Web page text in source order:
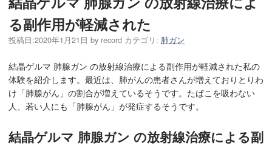
る副作用が軽減された
投稿日:2020年1月21日 by record カテゴリ: 肺ガン
結晶ゲルマ 肺腺ガン の放射線治療による副作用が軽減された私の
体験を紹介します。最近は、肺がんの患者さんが増えておりとりわ
け「肺腺がん」の割合が増えているそうです。たばこを吸わない
人、若い人にも「肺腺がん」が発症するそうです。
結晶ゲルマ 肺腺ガン の放射線治療による副